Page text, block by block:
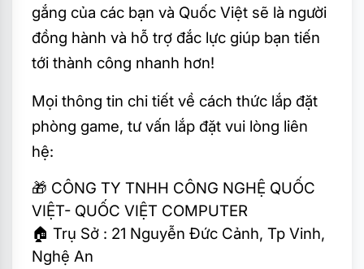
gắng của các bạn và Quốc Việt sẽ là người
đồng hành và hỗ trợ đắc lực giúp bạn tiến
tới thành công nhanh hơn!
Mọi thông tin chi tiết về cách thức lắp đặt
phòng game, tư vấn lắp đặt vui lòng liên
hệ:
🎁 CÔNG TY TNHH CÔNG NGHỆ QUỐC
VIỆT- QUỐC VIỆT COMPUTER
🏠 Trụ Sở : 21 Nguyễn Đức Cảnh, Tp Vinh,
Nghệ An